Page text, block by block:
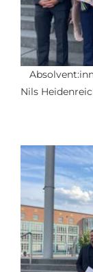
Nils